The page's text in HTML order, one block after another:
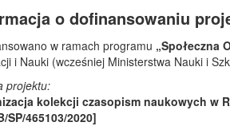
o dofinansowaniu
w ramach programu „Społeczna
i Nauki (wcześniej Ministerstwa Nauki i
projektu:
kolekcji czasopism naukowych w
SP/465103/2020]